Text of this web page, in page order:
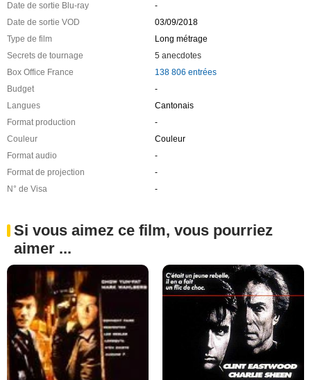
Date de sortie Blu-ray
-
Date de sortie VOD
03/09/2018
Type de film
Long métrage
Secrets de tournage
5 anecdotes
Box Office France
138 806 entrées
Budget
-
Langues
Cantonais
Format production
-
Couleur
Couleur
Format audio
-
Format de projection
-
N° de Visa
-
Si vous aimez ce film, vous pourriez
aimer ...